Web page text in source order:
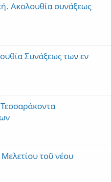
Ακολουθία συνάξεως
Συνάξεως των εν
τοῦ νέου